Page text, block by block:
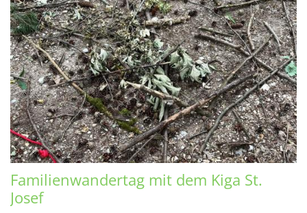
Familienwandertag mit dem Kiga St.
Josef